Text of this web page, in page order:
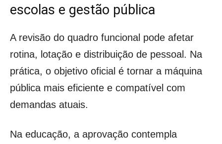
escolas e gestão pública
A revisão do quadro funcional pode afetar
rotina, lotação e distribuição de pessoal. Na
prática, o objetivo oficial é tornar a máquina
pública mais eficiente e compatível com
demandas atuais.
Na educação, a aprovação contempla